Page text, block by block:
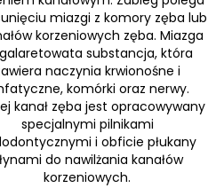
miazgi z komory zęba lub
korzeniowych zęba. Miazga
substancja, która
naczynia krwionośne i
komórki oraz nerwy.
kanał zęba jest opracowywany
specjalnymi pilnikami
i obficie płukany
do nawilżania kanałów
korzeniowych.